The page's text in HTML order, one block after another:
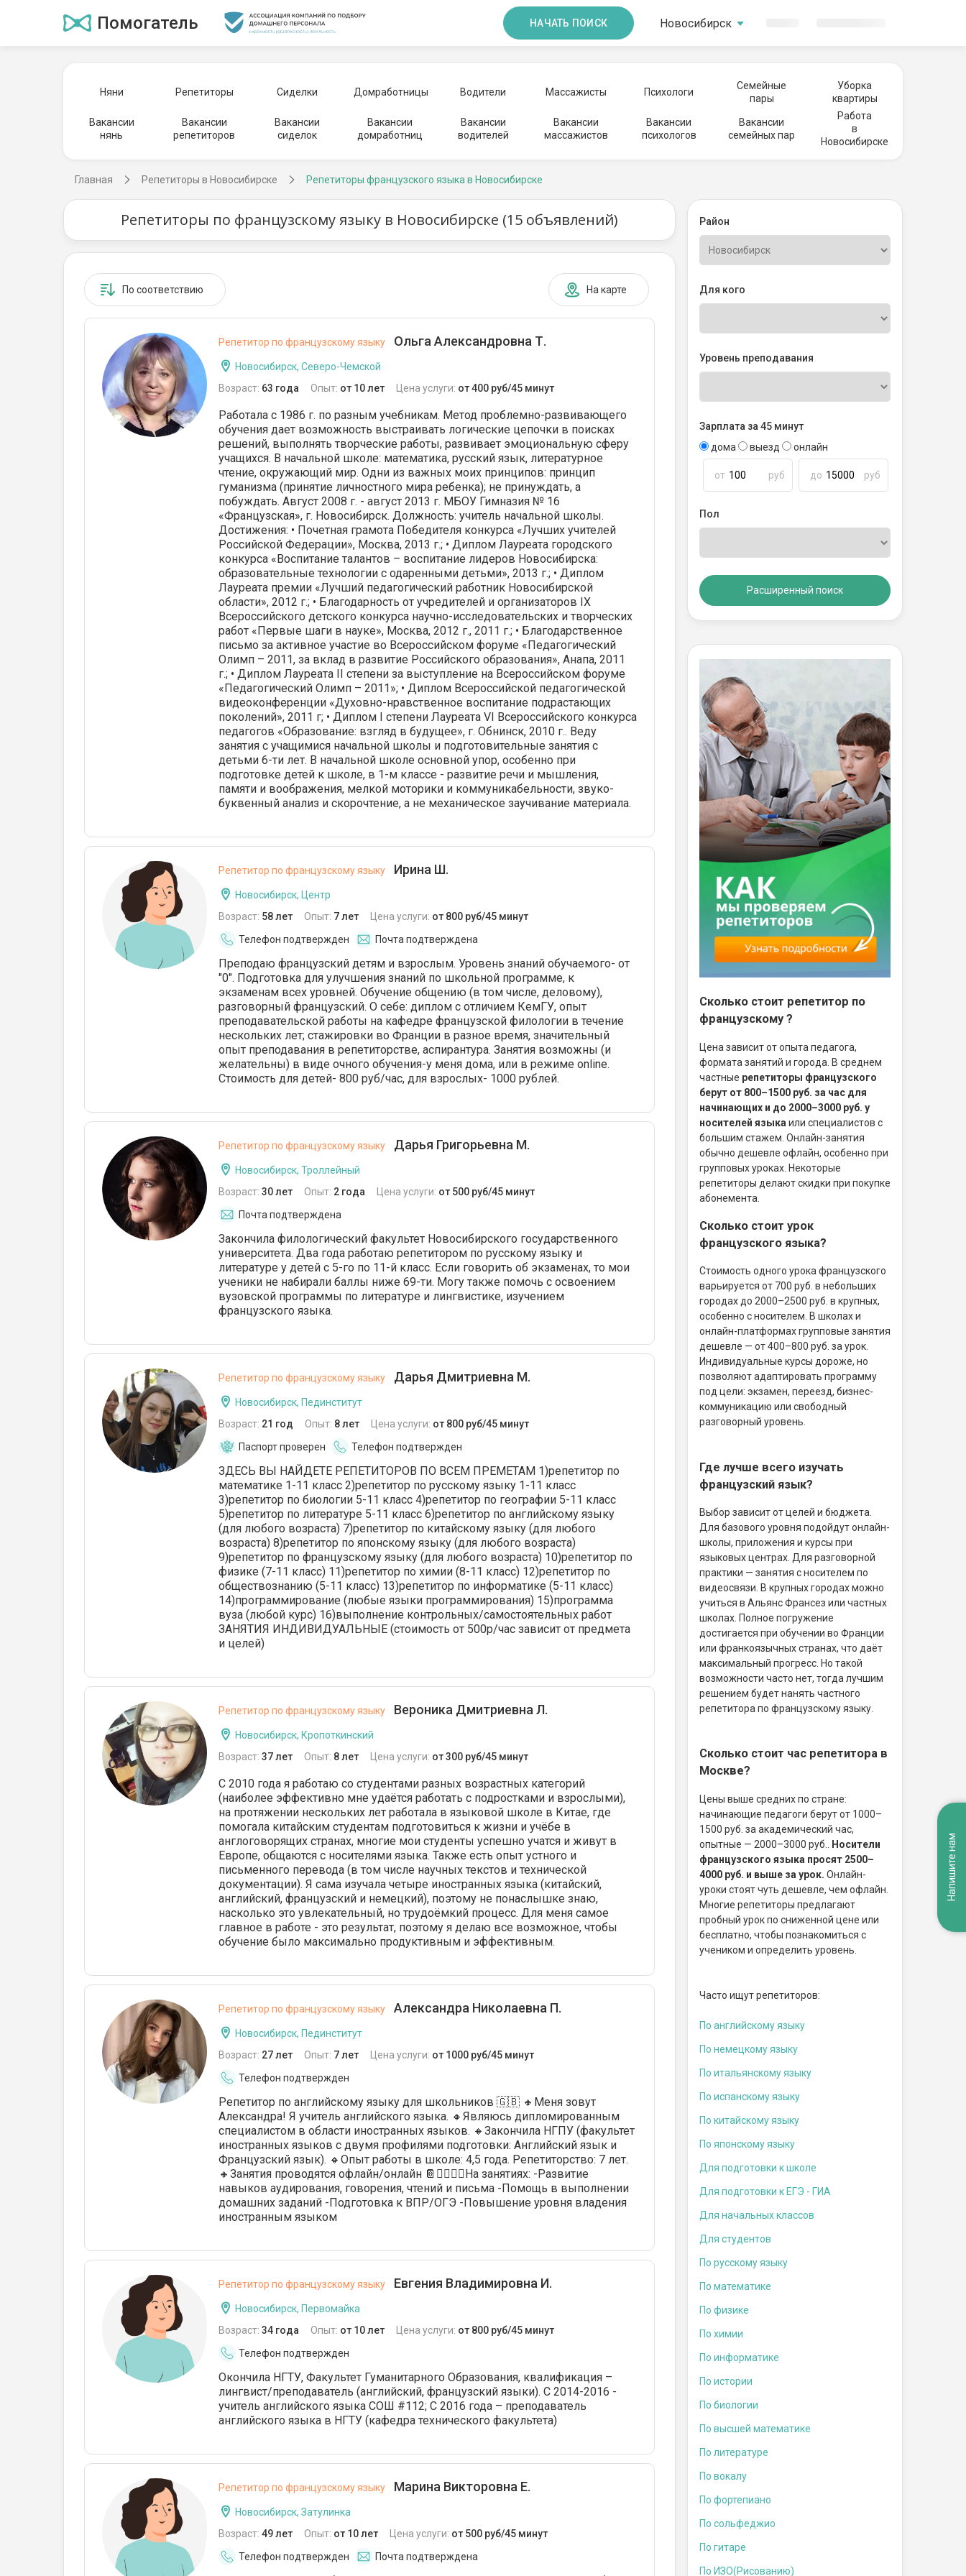
Помогатель НАЧАТЬ ПОИСК Новосибирск
Няни Репетиторы Сиделки Домработницы Водители Массажисты Психологи
Семейные
пары
Уборка
квартиры
Вакансии
нянь
Вакансии
репетиторов
Вакансии
сиделок
Вакансии
домработниц
Вакансии
водителей
Вакансии
массажистов
Вакансии
психологов
Вакансии
семейных пар
Работа
в
Новосибирске
Главная Репетиторы в Новосибирске Репетиторы французского языка в Новосибирске
Репетиторы по французскому языку в Новосибирске (15 объявлений)
По соответствию На карте
Репетитор по французскому языку Ольга Александровна Т.
Новосибирск, Северо-Чемской
Возраст: 63 года Опыт: от 10 лет Цена услуги: от 400 руб/45 минут
Работала с 1986 г. по разным учебникам. Метод проблемно-развивающего
обучения дает возможность выстраивать логические цепочки в поисках
решений, выполнять творческие работы, развивает эмоциональную сферу
учащихся. В начальной школе: математика, русский язык, литературное
чтение, окружающий мир. Одни из важных моих принципов: принцип
гуманизма (принятие личностного мира ребенка); не принуждать, а
побуждать. Август 2008 г. - август 2013 г. МБОУ Гимназия № 16
«Французская», г. Новосибирск. Должность: учитель начальной школы.
Достижения: • Почетная грамота Победителя конкурса «Лучших учителей
Российской Федерации», Москва, 2013 г.; • Диплом Лауреата городского
конкурса «Воспитание талантов – воспитание лидеров Новосибирска:
образовательные технологии с одаренными детьми», 2013 г.; • Диплом
Лауреата премии «Лучший педагогический работник Новосибирской
области», 2012 г.; • Благодарность от учредителей и организаторов IX
Всероссийского детского конкурса научно-исследовательских и творческих
работ «Первые шаги в науке», Москва, 2012 г., 2011 г.; • Благодарственное
письмо за активное участие во Всероссийском форуме «Педагогический
Олимп – 2011, за вклад в развитие Российского образования», Анапа, 2011
г.; • Диплом Лауреата II степени за выступление на Всероссийском форуме
«Педагогический Олимп – 2011»; • Диплом Всероссийской педагогической
видеоконференции «Духовно-нравственное воспитание подрастающих
поколений», 2011 г; • Диплом I степени Лауреата VI Всероссийского конкурса
педагогов «Образование: взгляд в будущее», г. Обнинск, 2010 г.. Веду
занятия с учащимися начальной школы и подготовительные занятия с
детьми 6-ти лет. В начальной школе основной упор, особенно при
подготовке детей к школе, в 1-м классе - развитие речи и мышления,
памяти и воображения, мелкой моторики и коммуникабельности, звуко-
буквенный анализ и скорочтение, а не механическое заучивание материала.
Репетитор по французскому языку Ирина Ш.
Новосибирск, Центр
Возраст: 58 лет Опыт: 7 лет Цена услуги: от 800 руб/45 минут
Телефон подтвержден
Почта подтверждена
Преподаю французский детям и взрослым. Уровень знаний обучаемого- от
"0". Подготовка для улучшения знаний по школьной программе, к
экзаменам всех уровней. Обучение общению (в том числе, деловому),
разговорный французский. О себе: диплом с отличием КемГУ, опыт
преподавательской работы на кафедре французской филологии в течение
нескольких лет; стажировки во Франции в разное время, значительный
опыт преподавания в репетиторстве, аспирантура. Занятия возможны (и
желательны) в виде очного обучения-у меня дома, или в режиме online.
Cтоимость для детей- 800 руб/час, для взрослых- 1000 рублей.
Репетитор по французскому языку Дарья Григорьевна М.
Новосибирск, Троллейный
Возраст: 30 лет Опыт: 2 года Цена услуги: от 500 руб/45 минут
Почта подтверждена
Закончила филологический факультет Новосибирского государственного
университета. Два года работаю репетитором по русскому языку и
литературе у детей с 5-го по 11-й класс. Если говорить об экзаменах, то мои
ученики не набирали баллы ниже 69-ти. Могу также помочь с освоением
вузовской программы по литературе и лингвистике, изучением
французского языка.
Репетитор по французскому языку Дарья Дмитриевна М.
Новосибирск, Пединститут
Возраст: 21 год Опыт: 8 лет Цена услуги: от 800 руб/45 минут
Паспорт проверен
Телефон подтвержден
ЗДЕСЬ ВЫ НАЙДЕТЕ РЕПЕТИТОРОВ ПО ВСЕМ ПРЕМЕТАМ 1)репетитор по
математике 1-11 класс 2)репетитор по русскому языку 1-11 класс
3)репетитор по биологии 5-11 класс 4)репетитор по географии 5-11 класс
5)репетитор по литературе 5-11 класс 6)репетитор по английскому языку
(для любого возраста) 7)репетитор по китайскому языку (для любого
возраста) 8)репетитор по японскому языку (для любого возраста)
9)репетитор по французскому языку (для любого возраста) 10)репетитор по
физике (7-11 класс) 11)репетитор по химии (8-11 класс) 12)репетитор по
обществознанию (5-11 класс) 13)репетитор по информатике (5-11 класс)
14)программирование (любые языки программирования) 15)программа
вуза (любой курс) 16)выполнение контрольных/самостоятельных работ
ЗАНЯТИЯ ИНДИВИДУАЛЬНЫЕ (стоимость от 500р/час зависит от предмета
и целей)
Репетитор по французскому языку Вероника Дмитриевна Л.
Новосибирск, Кропоткинский
Возраст: 37 лет Опыт: 8 лет Цена услуги: от 300 руб/45 минут
С 2010 года я работаю со студентами разных возрастных категорий
(наиболее эффективно мне удаётся работать с подростками и взрослыми),
на протяжении нескольких лет работала в языковой школе в Китае, где
помогала китайским студентам подготовиться к жизни и учёбе в
англоговорящих странах, многие мои студенты успешно учатся и живут в
Европе, общаются с носителями языка. Также есть опыт устного и
письменного перевода (в том числе научных текстов и технической
документации). Я сама изучала четыре иностранных языка (китайский,
английский, французский и немецкий), поэтому не понаслышке знаю,
насколько это увлекательный, но трудоёмкий процесс. Для меня самое
главное в работе - это результат, поэтому я делаю все возможное, чтобы
обучение было максимально продуктивным и эффективным.
Репетитор по французскому языку Александра Николаевна П.
Новосибирск, Пединститут
Возраст: 27 лет Опыт: 7 лет Цена услуги: от 1000 руб/45 минут
Телефон подтвержден
Репетитор по английскому языку для школьников 🇬🇧 🔸Меня зовут
Александра! Я учитель английского языка. 🔸Являюсь дипломированным
специалистом в области иностранных языков. 🔸Закончила НГПУ (факультет
иностранных языков с двумя профилями подготовки: Английский язык и
Французский язык). 🔸Опыт работы в школе: 4,5 года. Репетиторство: 7 лет.
🔸Занятия проводятся офлайн/онлайн 📔🙋‍♀️🙋‍♂️На занятиях: -Развитие
навыков аудирования, говорения, чтений и письма -Помощь в выполнении
домашних заданий -Подготовка к ВПР/ОГЭ -Повышение уровня владения
иностранным языком
Репетитор по французскому языку Евгения Владимировна И.
Новосибирск, Первомайка
Возраст: 34 года Опыт: от 10 лет Цена услуги: от 800 руб/45 минут
Телефон подтвержден
Окончила НГТУ, Факультет Гуманитарного Образования, квалификация –
лингвист/преподаватель (английский, французский языки). С 2014-2016 -
учитель английского языка СОШ #112; С 2016 года – преподаватель
английского языка в НГТУ (кафедра технического факультета)
Репетитор по французскому языку Марина Викторовна Е.
Новосибирск, Затулинка
Возраст: 49 лет Опыт: от 10 лет Цена услуги: от 500 руб/45 минут
Телефон подтвержден
Почта подтверждена
Район
Для кого
Уровень преподавания
Зарплата за 45 минут
дома
выезд онлайн
от руб до руб
Пол
Расширенный поиск
Сколько стоит репетитор по
французскому ?
Цена зависит от опыта педагога,
формата занятий и города. В среднем
частные репетиторы французского
берут от 800–1500 руб. за час для
начинающих и до 2000–3000 руб. у
носителей языка или специалистов с
большим стажем. Онлайн-занятия
обычно дешевле офлайн, особенно при
групповых уроках. Некоторые
репетиторы делают скидки при покупке
абонемента.
Сколько стоит урок
французского языка?
Стоимость одного урока французского
варьируется от 700 руб. в небольших
городах до 2000–2500 руб. в крупных,
особенно с носителем. В школах и
онлайн-платформах групповые занятия
дешевле — от 400–800 руб. за урок.
Индивидуальные курсы дороже, но
позволяют адаптировать программу
под цели: экзамен, переезд, бизнес-
коммуникацию или свободный
разговорный уровень.
Где лучше всего изучать
французский язык?
Выбор зависит от целей и бюджета.
Для базового уровня подойдут онлайн-
школы, приложения и курсы при
языковых центрах. Для разговорной
практики — занятия с носителем по
видеосвязи. В крупных городах можно
учиться в Альянс Франсез или частных
школах. Полное погружение
достигается при обучении во Франции
или франкоязычных странах, что даёт
максимальный прогресс. Но такой
возможности часто нет, тогда лучшим
решением будет нанять частного
репетитора по французскому языку.
Сколько стоит час репетитора в
Москве?
Цены выше средних по стране:
начинающие педагоги берут от 1000–
1500 руб. за академический час,
опытные — 2000–3000 руб..
Носители
французского языка просят 2500–
4000 руб. и выше за урок. Онлайн-
уроки стоят чуть дешевле, чем офлайн.
Многие репетиторы предлагают
пробный урок по сниженной цене или
бесплатно, чтобы познакомиться с
учеником и определить уровень.
Часто ищут репетиторов:
По английскому языку
По немецкому языку
По итальянскому языку
По испанскому языку
По китайскому языку
По японскому языку
Для подготовки к школе
Для подготовки к ЕГЭ - ГИА
Для начальных классов
Для студентов
По русскому языку
По математике
По физике
По химии
По информатике
По истории
По биологии
По высшей математике
По литературе
По вокалу
По фортепиано
По сольфеджио
По гитаре
По ИЗО(Рисованию)
Напишите нам